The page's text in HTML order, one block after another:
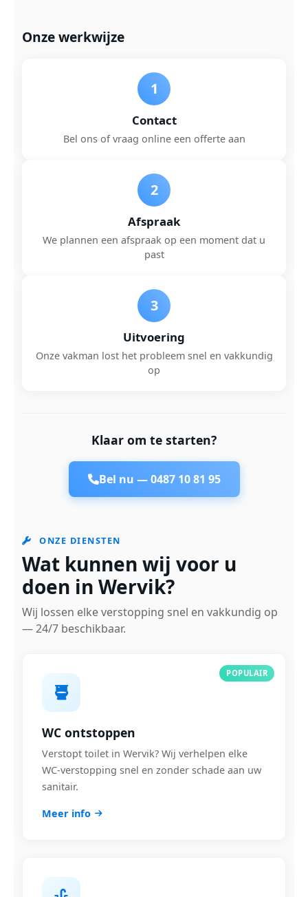
Onze werkwijze
1
Contact
Bel ons of vraag online een offerte aan
2
Afspraak
We plannen een afspraak op een moment dat u
past
3
Uitvoering
Onze vakman lost het probleem snel en vakkundig
op
Klaar om te starten?
Bel nu —0487 10 81 95
ONZE DIENSTEN
Wat kunnen wij voor u
doen in Wervik?
Wij lossen elke verstopping snel en vakkundig op
— 24/7 beschikbaar.
POPULAIR
WC ontstoppen
Verstopt toilet in Wervik? Wij verhelpen elke
WC-verstopping snel en zonder schade aan uw
sanitair.
Meer info